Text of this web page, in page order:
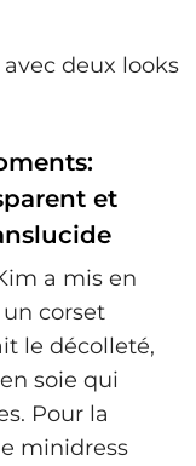
et
a mis en
corset
le décolleté,
soie qui
Pour la
minidress